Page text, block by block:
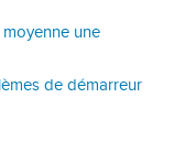
une
de démarreur